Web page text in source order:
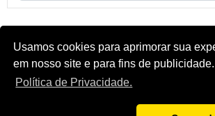
Usamos cookies para aprimorar sua
em nosso site e para fins de publicidade.
Política de Privacidade.
© 2026 - Melhor do Cinema Todos os